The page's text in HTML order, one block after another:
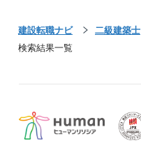
建設転職ナビ 二級建築士
検索結果一覧